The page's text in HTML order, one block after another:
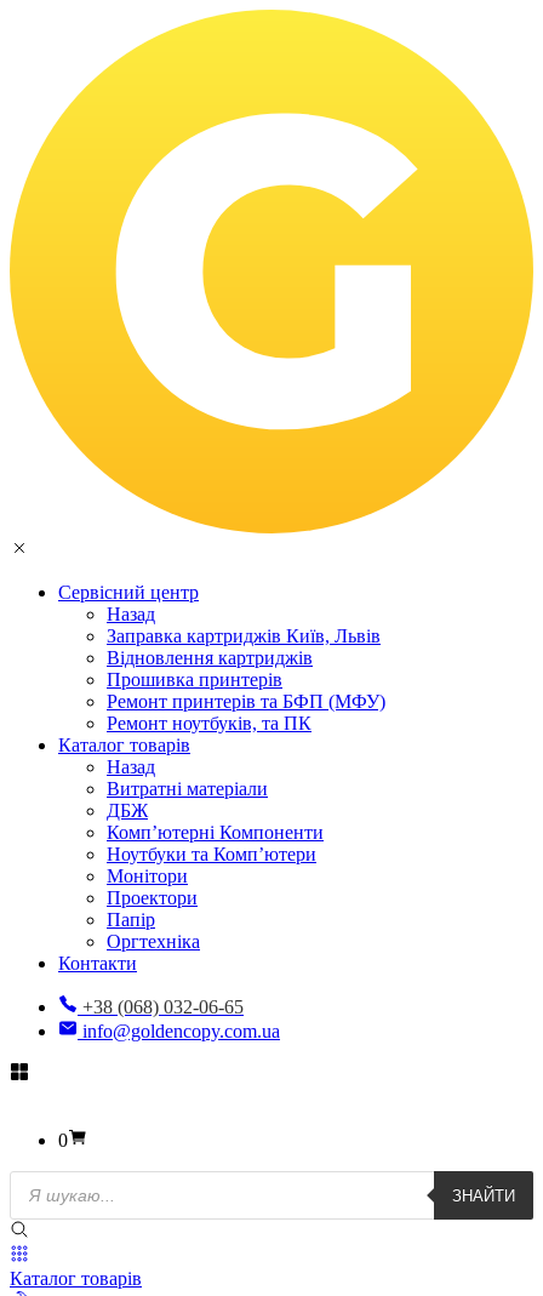
Сервісний центр
Назад
Заправка картриджів Київ, Львів
Відновлення картриджів
Прошивка принтерів
Ремонт принтерів та БФП (МФУ)
Ремонт ноутбуків, та ПК
Каталог товарів
Назад
Витратні матеріали
ДБЖ
Комп’ютерні Компоненти
Ноутбуки та Комп’ютери
Монітори
Проектори
Папір
Оргтехніка
Контакти
+38 (068) 032-06-65
info@goldencopy.com.ua
0
Пошук
товарів
ЗНАЙТИ
Каталог товарів